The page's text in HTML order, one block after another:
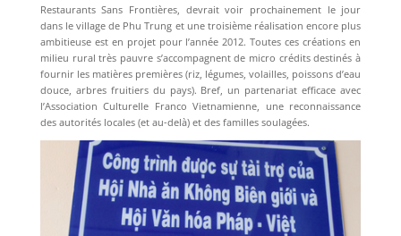
Restaurants Sans Frontières, devrait voir prochainement le jour
dans le village de Phu Trung et une troisième réalisation encore plus
ambitieuse est en projet pour l’année 2012. Toutes ces créations en
milieu rural très pauvre s’accompagnent de micro crédits destinés à
fournir les matières premières (riz, légumes, volailles, poissons d’eau
douce, arbres fruitiers du pays). Bref, un partenariat efficace avec
l’Association Culturelle Franco Vietnamienne, une reconnaissance
des autorités locales (et au-delà) et des familles soulagées.